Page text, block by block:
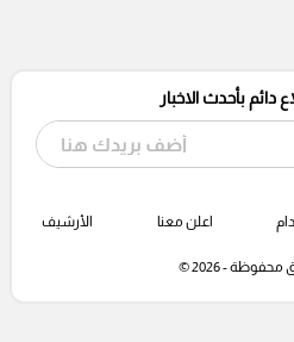
دائم بأحدث الاخبار
اعلن معنا الأرشيف
- 2026 ©